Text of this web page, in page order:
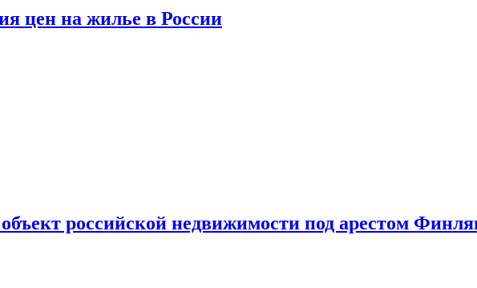
цен на жилье в России
российской недвижимости под арестом